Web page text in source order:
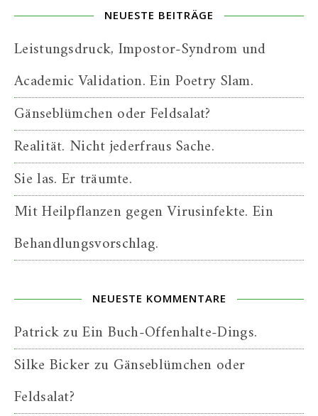
NEUESTE BEITRÄGE
Leistungsdruck, Impostor-Syndrom und
Academic Validation. Ein Poetry Slam.
Gänseblümchen oder Feldsalat?
Realität. Nicht jederfraus Sache.
Sie las. Er träumte.
Mit Heilpflanzen gegen Virusinfekte. Ein
Behandlungsvorschlag.
NEUESTE KOMMENTARE
PatrickzuEin Buch-Offenhalte-Dings.
Silke Bickerzu Gänseblümchen oder
Feldsalat?